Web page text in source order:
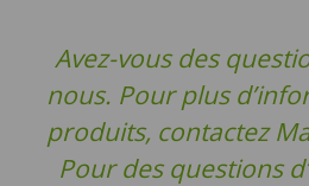
Avez-vous des
nous. Pour plus
produits, contactez
Pour des questions